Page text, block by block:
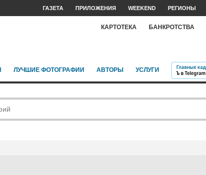
ГАЗЕТА ПРИЛОЖЕНИЯ WEEKEND РЕГИОНЫ
КАРТОТЕКА БАНКРОТСТВА
ЛУЧШИЕ ФОТОГРАФИИ АВТОРЫ УСЛУГИ